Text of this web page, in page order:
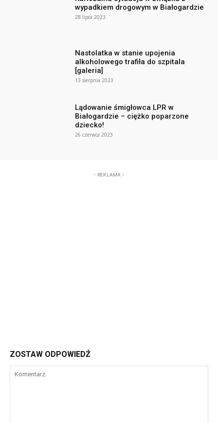
wypadkiem drogowym w Białogardzie
28 lipca 2023
Nastolatka w stanie upojenia
alkoholowego trafiła do szpitala
[galeria]
13 sierpnia 2023
Lądowanie śmigłowca LPR w
Białogardzie – ciężko poparzone
dziecko!
26 czerwca 2023
- REKLAMA -
ZOSTAW ODPOWIEDŹ